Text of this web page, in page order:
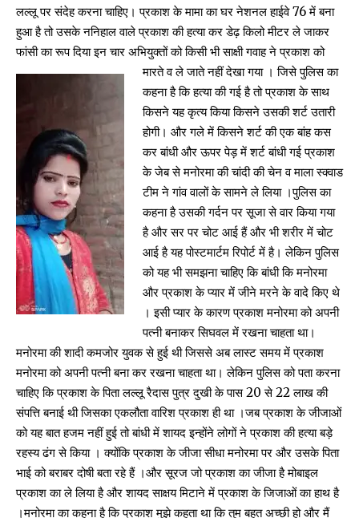
लल्लू पर संदेह करना चाहिए। प्रकाश के मामा का घर नेशनल हाईवे 76 में बना
हुआ है तो उसके ननिहाल वाले प्रकाश की हत्या कर डेढ़ किलो मीटर ले जाकर
फांसी का रूप दिया इन चार अभियुक्तों को किसी भी साक्षी गवाह ने प्रकाश को
मारते व ले जाते नहीं देखा गया । जिसे पुलिस का
कहना है कि हत्या की गई है तो प्रकाश के साथ
किसने यह कृत्य किया किसने उसकी शर्ट उतारी
होगी। और गले में किसने शर्ट की एक बांह कस
कर बांधी और ऊपर पेड़ में शर्ट बांधी गई प्रकाश
के जेब से मनोरमा की चांदी की चेन व माला स्क्वाड
टीम ने गांव वालों के सामने ले लिया ।पुलिस का
कहना है उसकी गर्दन पर सूजा से वार किया गया
है और सर पर चोट आई हैं और भी शरीर में चोट
आई है यह पोस्टमार्टम रिपोर्ट में है। लेकिन पुलिस
को यह भी समझना चाहिए कि बांधी कि मनोरमा
और प्रकाश के प्यार में जीने मरने के वादे किए थे
। इसी प्यार के कारण प्रकाश मनोरमा को अपनी
पत्नी बनाकर सिघवल में रखना चाहता था।
मनोरमा की शादी कमजोर युवक से हुई थी जिससे अब लास्ट समय में प्रकाश
मनोरमा को अपनी पत्नी बना कर रखना चाहता था। लेकिन पुलिस को पता करना
चाहिए कि प्रकाश के पिता लल्लू रैदास पुत्र दुखी के पास 20 से 22 लाख की
संपत्ति बनाई थी जिसका एकलौता वारिश प्रकाश ही था ।जब प्रकाश के जीजाओं
को यह बात हजम नहीं हुई तो बांधी में शायद इन्होंने लोगों ने प्रकाश की हत्या बड़े
रहस्य ढंग से किया । क्योंकि प्रकाश के जीजा सीधा मनोरमा पर और उसके पिता
भाई को बराबर दोषी बता रहे हैं ।और सूरज जो प्रकाश का जीजा है मोबाइल
प्रकाश का ले लिया है और शायद साक्षय मिटाने में प्रकाश के जिजाओं का हाथ है
।मनोरमा का कहना है कि प्रकाश मुझे कहता था कि तुम बहुत अच्छी हो और मैं